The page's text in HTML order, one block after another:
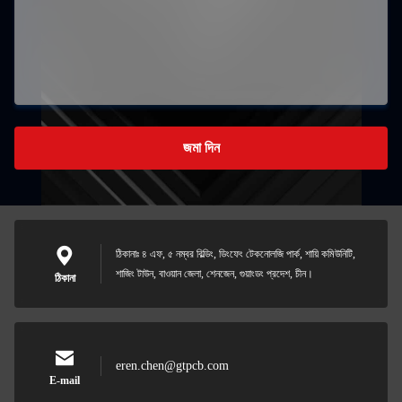
জমা দিন
ঠিকানা
ঠিকানাঃ ৪ এফ, ৫ নম্বর বিল্ডিং, ডিংফেং টেকনোলজি পার্ক, শায়ি কমিউনিটি,
শাজিং টাউন, বাওয়ান জেলা, শেনজেন, গুয়াংডং প্রদেশ, চীন।
E-mail
eren.chen@gtpcb.com